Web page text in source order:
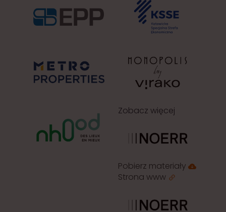
Zobacz więcej
Pobierz materiały
Strona www